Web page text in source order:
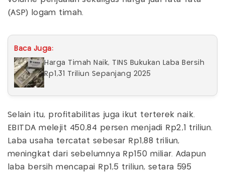
(ASP) logam timah.
Baca Juga:
Harga Timah Naik, TINS Bukukan Laba Bersih
Rp1,31 Triliun Sepanjang 2025
Selain itu, profitabilitas juga ikut terterek naik.
EBITDA melejit 450,84 persen menjadi Rp2,1 triliun.
Laba usaha tercatat sebesar Rp1,88 triliun,
meningkat dari sebelumnya Rp150 miliar. Adapun
laba bersih mencapai Rp1,5 triliun, setara 595